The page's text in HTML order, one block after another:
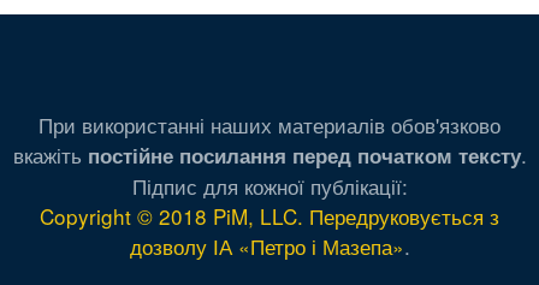
При використанні наших материалів обов'язково
вкажіть постійне посилання перед початком тексту.
Підпис для кожної публікації:
Copyright © 2018 PiM, LLC. Передруковується з
дозволу ІА «Петро і Мазепа».